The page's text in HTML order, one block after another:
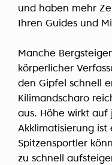
und haben mehr
Ihren Guides und
Manche
körperlicher
den Gipfel schnell
Kilimandscharo
aus. Höhe wirkt auf
Akklimatisierung ist
Spitzensportler
zu schnell